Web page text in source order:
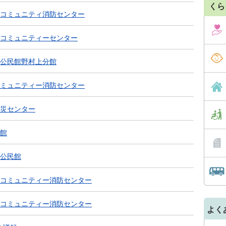
ミュニティ消防センター
ミュニティーセンター
民館野村上分館
ュニティー消防センター
センター
民館
ミュニティー消防センター
ミュニティー消防センター
く
よく